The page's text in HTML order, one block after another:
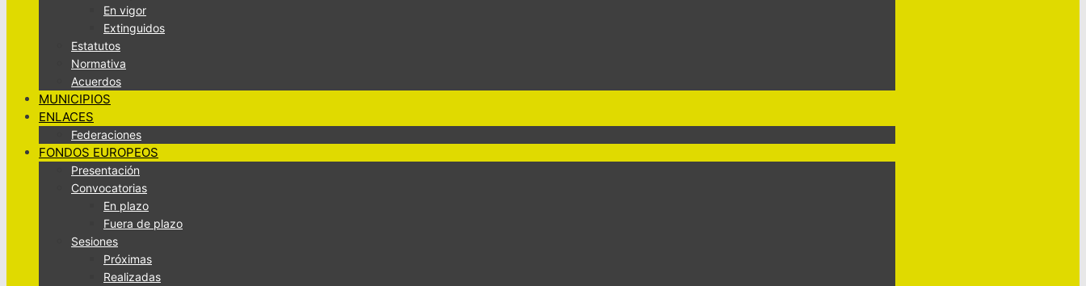
En vigor
Extinguidos
Estatutos
Normativa
Acuerdos
MUNICIPIOS
ENLACES
Federaciones
FONDOS EUROPEOS
Presentación
Convocatorias
En plazo
Fuera de plazo
Sesiones
Próximas
Realizadas